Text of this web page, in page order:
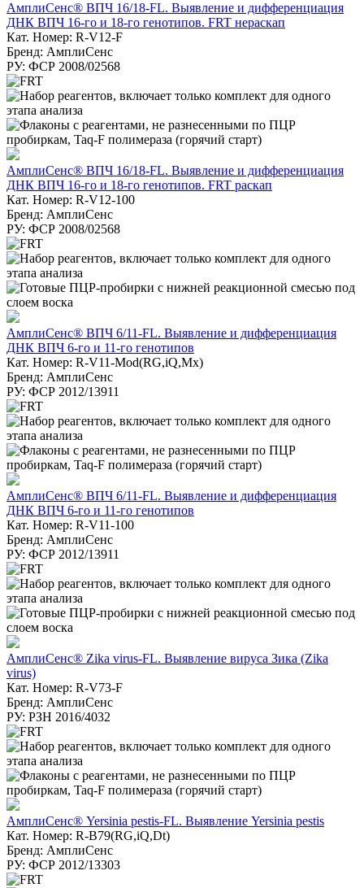
АмплиСенс® ВПЧ 16/18-FL. Выявление и дифференциация
ДНК ВПЧ 16-го и 18-го генотипов. FRT нераскап
Кат. Номер: R-V12-F
Бренд: АмплиСенс
РУ: ФСР 2008/02568
АмплиСенс® ВПЧ 16/18-FL. Выявление и дифференциация
ДНК ВПЧ 16-го и 18-го генотипов. FRT раскап
Кат. Номер: R-V12-100
Бренд: АмплиСенс
РУ: ФСР 2008/02568
АмплиСенс® ВПЧ 6/11-FL. Выявление и дифференциация
ДНК ВПЧ 6-го и 11-го генотипов
Кат. Номер: R-V11-Mod(RG,iQ,Mx)
Бренд: АмплиСенс
РУ: ФСР 2012/13911
АмплиСенс® ВПЧ 6/11-FL. Выявление и дифференциация
ДНК ВПЧ 6-го и 11-го генотипов
Кат. Номер: R-V11-100
Бренд: АмплиСенс
РУ: ФСР 2012/13911
АмплиСенс® Zika virus-FL. Выявление вируса Зика (Zika
virus)
Кат. Номер: R-V73-F
Бренд: АмплиСенс
РУ: РЗН 2016/4032
АмплиСенс® Yersinia pestis-FL. Выявление Yersinia pestis
Кат. Номер: R-B79(RG,iQ,Dt)
Бренд: АмплиСенс
РУ: ФСР 2012/13303